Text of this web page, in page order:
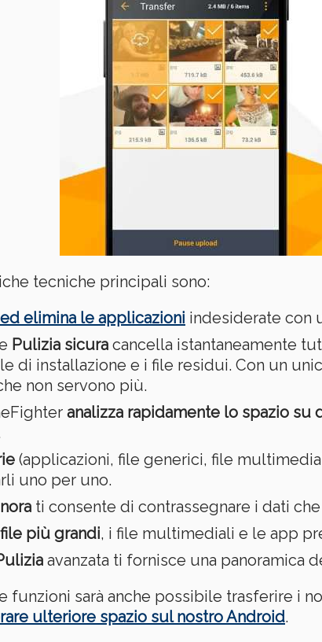
tecniche principali sono:
elimina le applicazioni indesiderate con
Pulizia sicura cancella istantaneamente
di installazione e i file residui. Con un
non servono più.
analizza rapidamente lo spazio su
(applicazioni, file generici, file
uno per uno.
ti consente di contrassegnare i dati
più grandi, i file multimediali e le app
avanzata ti fornisce una
funzioni sarà anche possibile trasferire i
ulteriore spazio sul nostro Android.